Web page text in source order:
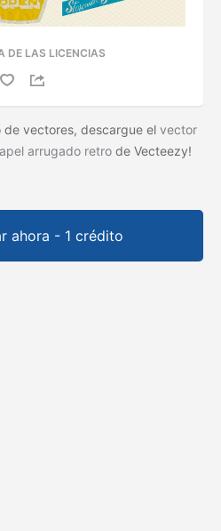
DE LAS LICENCIAS
de vectores, descargue el vector
arrugado retro de Vecteezy!
ahora - 1 crédito